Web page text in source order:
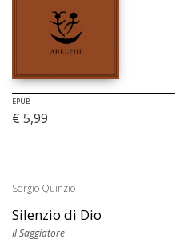
EPUB
€ 5,99
Sergio Quinzio
Silenzio di Dio
Il Saggiatore